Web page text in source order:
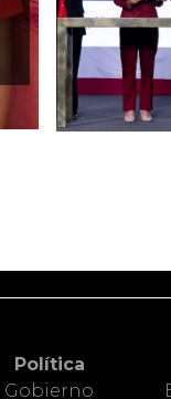
Política
Gobierno